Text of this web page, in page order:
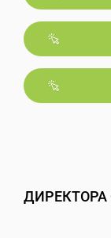
ДИРЕКТОРА